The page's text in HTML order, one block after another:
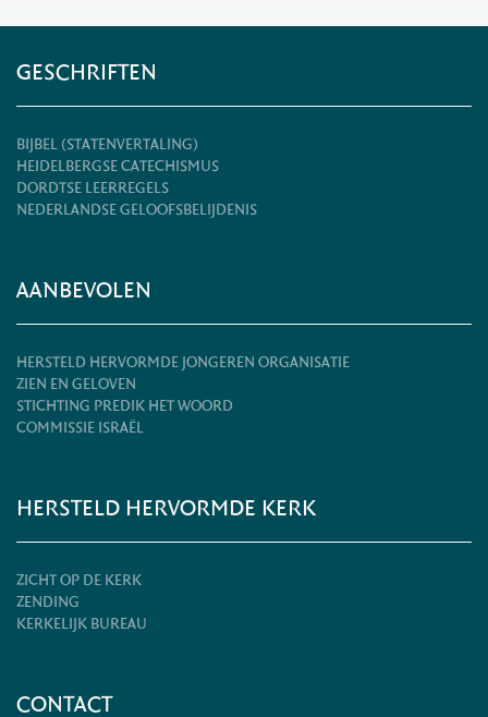
GESCHRIFTEN
BIJBEL (STATENVERTALING)
HEIDELBERGSE CATECHISMUS
DORDTSE LEERREGELS
NEDERLANDSE GELOOFSBELIJDENIS
AANBEVOLEN
HERSTELD HERVORMDE JONGEREN ORGANISATIE
ZIEN EN GELOVEN
STICHTING PREDIK HET WOORD
COMMISSIE ISRAËL
HERSTELD HERVORMDE KERK
ZICHT OP DE KERK
ZENDING
KERKELIJK BUREAU
CONTACT